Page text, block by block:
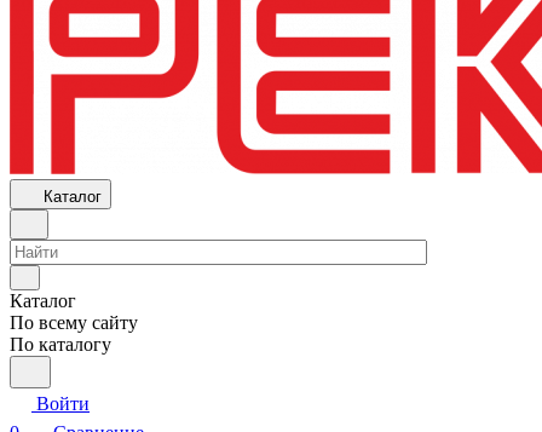
Каталог
Каталог
По всему сайту
По каталогу
Войти